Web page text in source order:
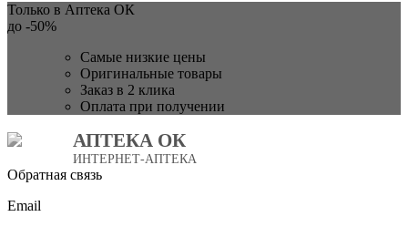
Только в Аптека ОК
до -50%
Самые низкие цены
Оригинальные товары
Заказ в 2 клика
Оплата при получении
АПТЕКА ОК
ИНТЕРНЕТ-АПТЕКА
Обратная связь
Email